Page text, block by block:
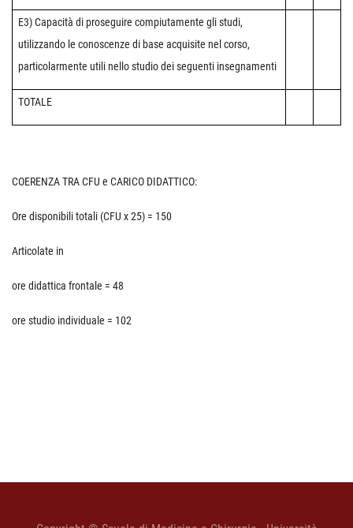
E3) Capacità di proseguire compiutamente gli studi,
utilizzando le conoscenze di base acquisite nel corso,
particolarmente utili nello studio dei seguenti insegnamenti
TOTALE
COERENZA TRA CFU e CARICO DIDATTICO:
Ore disponibili totali (CFU x 25) = 150
Articolate in
ore didattica frontale = 48
ore studio individuale = 102